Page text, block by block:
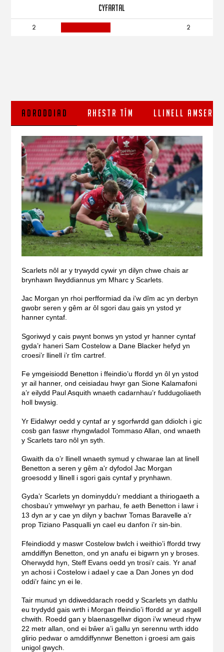
CYFARTAL
2 2
ADRODDIAD RHESTR TÎM LLINELL AMSER
Scarlets nôl ar y trywydd cywir yn dilyn chwe chais ar
brynhawn llwyddiannus ym Mharc y Scarlets.
Jac Morgan yn rhoi perfformiad da i'w dîm ac yn derbyn
gwobr seren y gêm ar ôl sgori dau gais yn ystod yr
hanner cyntaf.
Sgoriwyd y cais pwynt bonws yn ystod yr hanner cyntaf
gyda’r haneri Sam Costelow a Dane Blacker hefyd yn
croesi’r llinell i’r tîm cartref.
Fe ymgeisiodd Benetton i ffeindio’u ffordd yn ôl yn ystod
yr ail hanner, ond ceisiadau hwyr gan Sione Kalamafoni
a’r eilydd Paul Asquith wnaeth cadarnhau’r fuddugoliaeth
holl bwysig.
Yr Eidalwyr oedd y cyntaf ar y sgorfwrdd gan ddiolch i gic
cosb gan faswr rhyngwladol Tommaso Allan, ond wnaeth
y Scarlets taro nôl yn syth.
Gwaith da o’r llinell wnaeth symud y chwarae lan at linell
Benetton a seren y gêm a'r dyfodol Jac Morgan
groesodd y llinell i sgori gais cyntaf y prynhawn.
Gyda’r Scarlets yn dominyddu’r meddiant a thiriogaeth a
chosbau’r ymwelwyr yn parhau, fe aeth Benetton i lawr i
13 dyn ar y cae yn dilyn y bachwr Tomas Baravelle a’r
prop Tiziano Pasqualli yn cael eu danfon i’r sin-bin.
Ffeindiodd y maswr Costelow bwlch i weithio’i ffordd trwy
amddiffyn Benetton, ond yn anafu ei bigwrn yn y broses.
Oherwydd hyn, Steff Evans oedd yn trosi’r cais. Yr anaf
yn achosi i Costelow i adael y cae a Dan Jones yn dod
oddi’r fainc yn ei le.
Tair munud yn ddiweddarach roedd y Scarlets yn dathlu
eu trydydd gais wrth i Morgan ffeindio’i ffordd ar yr asgell
chwith. Roedd gan y blaenasgellwr digon i’w wneud rhyw
22 metr allan, ond ei bŵer a’i gallu yn serennu wrth iddo
glirio pedwar o amddiffynnwr Benetton i groesi am gais
unigol gwych.